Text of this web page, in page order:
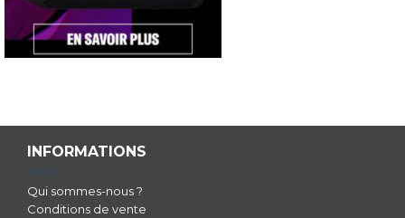
INFORMATIONS
Qui sommes-nous ?
Conditions de vente